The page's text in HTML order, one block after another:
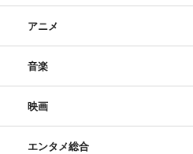
アニメ
音楽
映画
エンタメ総合